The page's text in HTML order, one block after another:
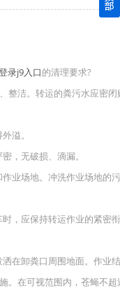
识你都记住了吗？
到这些难题
都记住了吗？
录j9入口的清理要求?
洁。转运的粪污水应密闭
溢。
，无破损、滴漏。
场地。冲洗作业场地的
应保持转运作业的紧密
卸粪口周围地面。作业
在可视范围内，苍蝇不超